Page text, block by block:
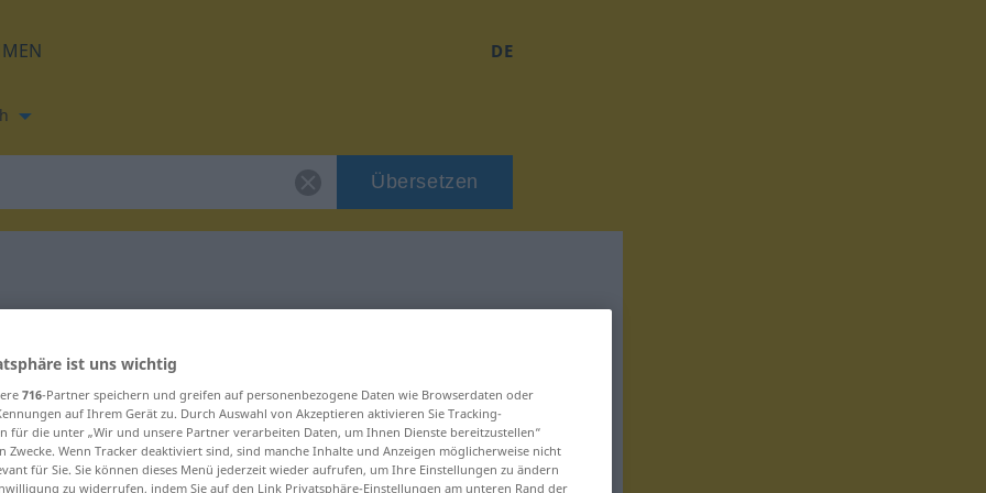
DE
Übersetzen
für "bitter"
ist uns wichtig
716-Partner speichern und greifen auf personenbezogene Daten wie Browserdaten oder
auf Ihrem Gerät zu. Durch Auswahl von Akzeptieren aktivieren Sie Tracking-
für die unter „Wir und unsere Partner verarbeiten Daten, um Ihnen Dienste bereitzustellen“
Zwecke. Wenn Tracker deaktiviert sind, sind manche Inhalte und Anzeigen möglicherweise nicht
für Sie. Sie können dieses Menü jederzeit wieder aufrufen, um Ihre Einstellungen zu ändern
zu widerrufen, indem Sie auf den Link Privatsphäre-Einstellungen am unteren Rand der